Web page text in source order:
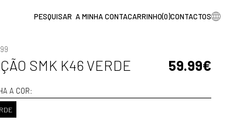
A MINHA CONTACARRINHO(0)CONTACTOS
SMK K46 VERDE 59.99€
A COR: